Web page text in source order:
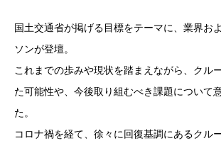
国土交通省が掲げる目標をテーマに、業界お
ソンが登壇。
これまでの歩みや現状を踏まえながら、クル
た可能性や、今後取り組むべき課題について
た。
コロナ禍を経て、徐々に回復基調にあるクル